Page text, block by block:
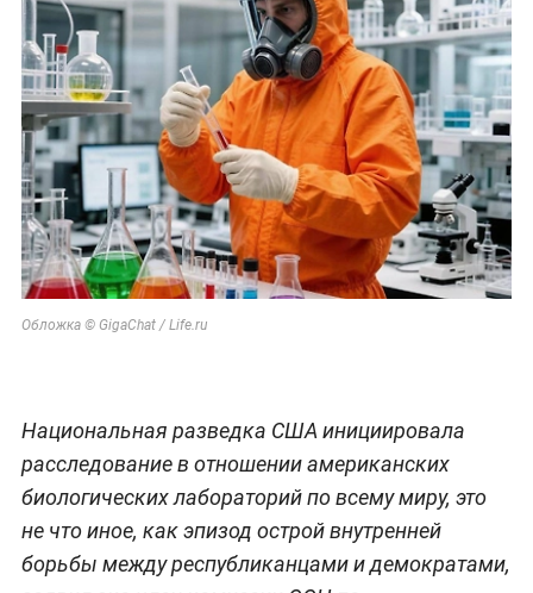
Обложка © GigaChat / Life.ru
Национальная разведка США инициировала
расследование в отношении американских
биологических лабораторий по всему миру, это
не что иное, как эпизод острой внутренней
борьбы между республиканцами и демократами,